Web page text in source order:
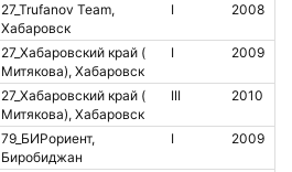
27_Trufanov Team,
Хабаровск
I 2008
27_Хабаровский край (
Митякова), Хабаровск
I 2009
27_Хабаровский край (
Митякова), Хабаровск
III 2010
79_БИРориент,
Биробиджан
I 2009